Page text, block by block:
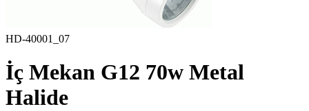
HD-40001_07
İç Mekan G12 70w Metal
Halide